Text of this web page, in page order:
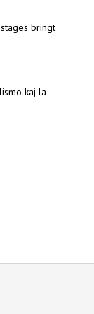
bringt
kaj la